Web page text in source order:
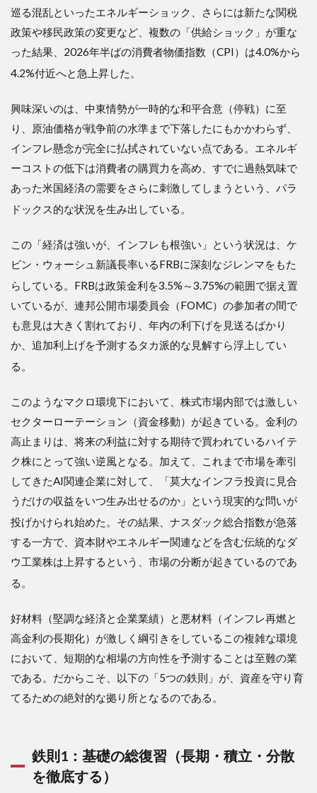
巡る混乱といったエネルギーショック、さらには新たな関税
政策や移民政策の変更など、複数の「供給ショック」が重な
った結果、2026年半ばの消費者物価指数（CPI）は4.0%から
4.2%付近へと急上昇した 。
興味深いのは、中東情勢が一時的な和平合意（停戦）に至
り、原油価格が戦争前の水準まで下落したにもかかわらず、
インフレ懸念が完全に払拭されていない点である。エネルギ
ーコストの低下は消費者の購買力を高め、すでに過熱気味で
あった米国経済の需要をさらに刺激してしまうという、パラ
ドックス的な状況を生み出している 。
この「経済は強いが、インフレも根強い」という状況は、ケ
ビン・ウォーシュ新議長率いるFRBに深刻なジレンマをもた
らしている 。FRBは政策金利を3.5%～3.75%の範囲で据え置
いているが、連邦公開市場委員会（FOMC）の参加者の間で
も意見は大きく割れており、年内の利下げを見送るばかり
か、追加利上げを予測するタカ派的な見解すら浮上してい
る 。
このようなマクロ環境下において、株式市場内部では激しい
セクターローテーション（資金移動）が起きている。金利の
高止まりは、将来の利益に対する期待で買われているハイテ
ク株にとって強い逆風となる。加えて、これまで市場を牽引
してきたAI関連企業に対して、「莫大なインフラ投資に見合
うだけの収益をいつ生み出せるのか」という現実的な問いが
投げかけられ始めた 。その結果、ナスダック総合指数が急落
する一方で、資本財やエネルギー関連などを含む伝統的なダ
ウ工業株は上昇するという、市場の分断が起きているのであ
る 。
好材料（堅調な経済と企業業績）と悪材料（インフレ再燃と
高金利の長期化）が激しく綱引きをしているこの複雑な環境
において、短期的な相場の方向性を予測することは至難の業
である。だからこそ、以下の「5つの鉄則」が、資産を守り育
てるための絶対的な拠り所となるのである。
鉄則1：基礎の総復習（長期・積立・分散
を徹底する）